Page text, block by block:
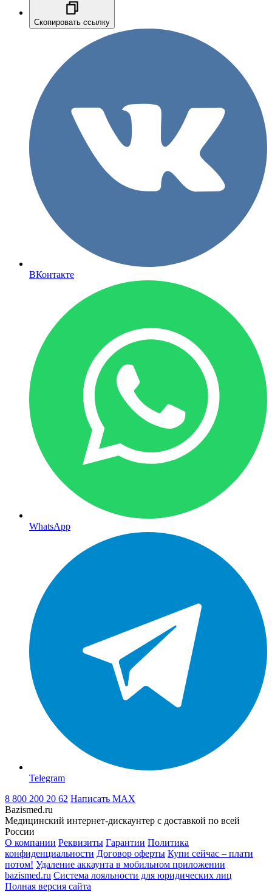
Скопировать ссылку
ВКонтакте
WhatsApp
Telegram
8 800 200 20 62 Написать MAX
Bazismed.ru
Медицинский интернет-дискаунтер с доставкой по всей
России
О компании Реквизиты Гарантии Политика
конфиденциальности Договор оферты Купи сейчас – плати
потом! Удаление аккаунта в мобильном приложении
bazismed.ru Система лояльности для юридических лиц
Полная версия сайта